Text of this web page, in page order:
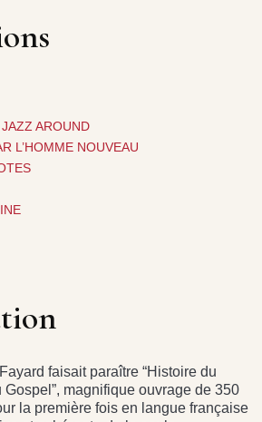
AROUND
L’HOMME NOUVEAU
faisait paraître “Histoire du
magnifique ouvrage de 350
la première fois en langue française